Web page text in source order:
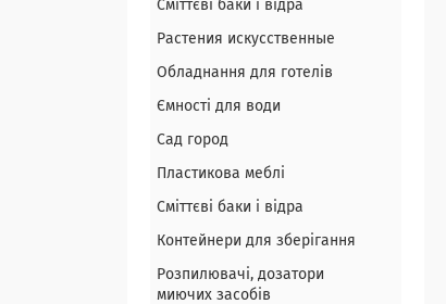
Сміттєві баки і відра
Растения искусственные
Обладнання для готелів
Ємності для води
Сад город
Пластикова меблі
Сміттєві баки і відра
Контейнери для зберігання
Розпилювачі, дозатори
миючих засобів